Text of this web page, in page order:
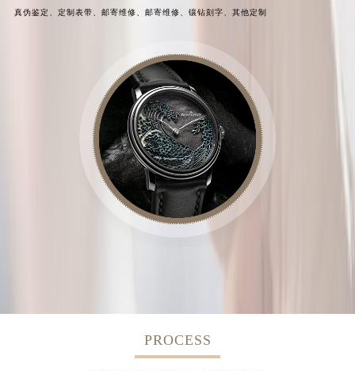
真伪鉴定、 定制表带、 邮寄维修、 邮寄维修、 镶钻刻字、 其他定制
PROCESS